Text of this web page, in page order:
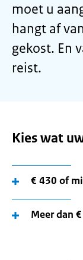
moet u
hangt af
gekost. En
reist.
Kies wat
€ 430 of
Meer dan